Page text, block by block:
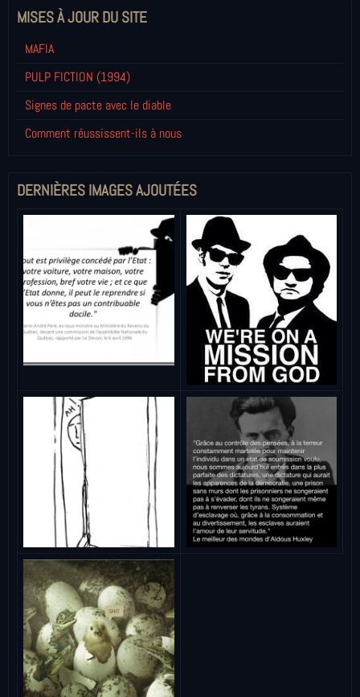
MISES À JOUR DU SITE
MAFIA
PULP FICTION (1994)
Signes de pacte avec le diable
Comment réussissent-ils à nous
DERNIÈRES IMAGES AJOUTÉES